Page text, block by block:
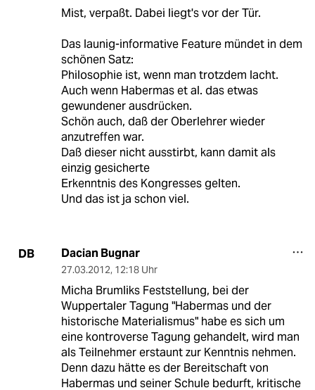
Mist, verpaßt. Dabei liegt's vor der Tür.
Das launig-informative Feature mündet in dem
schönen Satz:
Philosophie ist, wenn man trotzdem lacht.
Auch wenn Habermas et al. das etwas
gewundener ausdrücken.
Schön auch, daß der Oberlehrer wieder
anzutreffen war.
Daß dieser nicht ausstirbt, kann damit als
einzig gesicherte
Erkenntnis des Kongresses gelten.
Und das ist ja schon viel.
DB Dacian Bugnar
27.03.2012, 12:18 Uhr
Micha Brumliks Feststellung, bei der
Wuppertaler Tagung "Habermas und der
historische Materialismus" habe es sich um
eine kontroverse Tagung gehandelt, wird man
als Teilnehmer erstaunt zur Kenntnis nehmen.
Denn dazu hätte es der Bereitschaft von
Habermas und seiner Schule bedurft, kritische